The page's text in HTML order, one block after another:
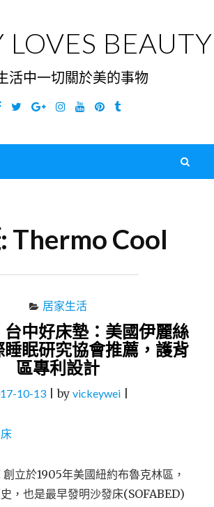
BEAUTY
活中一切關於美的事物
Facebook
TwitterGoogleInstagramYouTubePinterest
Tumblr
Thermo Cool
居家生活
中好床墊：美國伊麗絲
眠研究協會推薦，護背
區專利設計
10-13|by vickeywei|
立於1905年美國紐約布魯克林區，
，也是最早發明沙發床(SOFABED)